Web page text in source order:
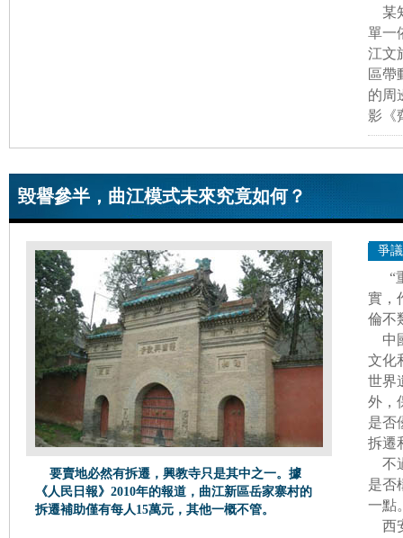
某
單一
江文
區帶
的周
影《
毀譽參半，曲江模式未來究竟如何？
要賣地必然有拆遷，興教寺只是其中之一。據
《人民日報》2010年的報道，曲江新區岳家寨村的
拆遷補助僅有每人15萬元，其他一概不管。
爭議
“
實，
倫不
中
文化
世界
外，
是否
拆遷
不
是否
一點
西